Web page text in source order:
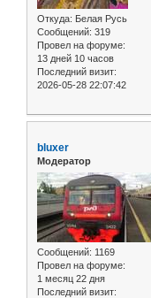
Откуда: Белая Русь
Сообщений: 319
Провел на форуме:
13 дней 10 часов
Последний визит:
2026-05-28 22:07:42
bluxer
Модератор
Сообщений: 1169
Провел на форуме:
1 месяц 22 дня
Последний визит: